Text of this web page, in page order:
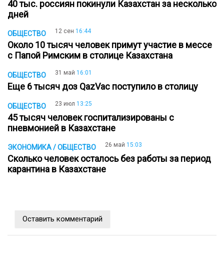
40 тыс. россиян покинули Казахстан за несколько
дней
ОБЩЕСТВО 12 сен 16:44
Около 10 тысяч человек примут участие в мессе
с Папой Римским в столице Казахстана
ОБЩЕСТВО 31 май 16:01
Еще 6 тысяч доз QazVac поступило в столицу
ОБЩЕСТВО 23 июл 13:25
45 тысяч человек госпитализированы с
пневмонией в Казахстане
ЭКОНОМИКА / ОБЩЕСТВО 26 май 15:03
Сколько человек осталось без работы за период
карантина в Казахстане
Оставить комментарий